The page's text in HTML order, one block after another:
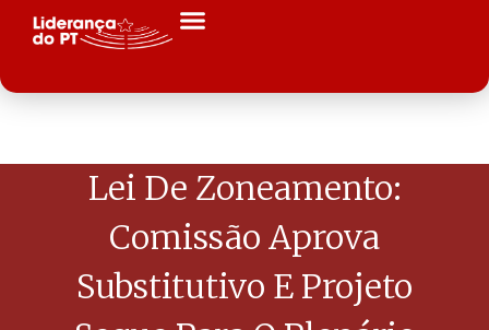
Lei De Zoneamento:
Comissão Aprova
Substitutivo E Projeto